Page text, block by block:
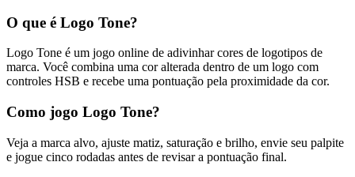
O que é Logo Tone?
Logo Tone é um jogo online de adivinhar cores de logotipos de
marca. Você combina uma cor alterada dentro de um logo com
controles HSB e recebe uma pontuação pela proximidade da cor.
Como jogo Logo Tone?
Veja a marca alvo, ajuste matiz, saturação e brilho, envie seu palpite
e jogue cinco rodadas antes de revisar a pontuação final.